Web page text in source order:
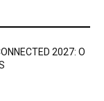
2027: O